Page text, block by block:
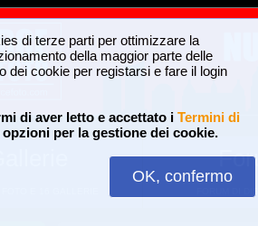
di terze parti per ottimizzare la
della maggior parte delle
dei cookie per registarsi e fare il login
di aver letto e accettato i Termini di
per la gestione dei cookie.
OK, confermo
FORUM DI